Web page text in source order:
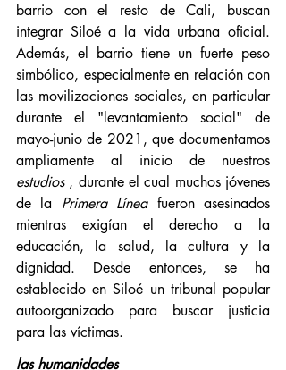
barrio con el resto de Cali, buscan
integrar Siloé a la vida urbana oficial.
Además, el barrio tiene un fuerte peso
simbólico, especialmente en relación con
las movilizaciones sociales, en particular
durante el "levantamiento social" de
mayo-junio de 2021, que documentamos
estudios , durante el cual muchos jóvenes
de la Primera Línea fueron asesinados
mientras exigían el derecho a la
educación, la salud, la cultura y la
dignidad. Desde entonces, se ha
establecido en Siloé un tribunal popular
autoorganizado para buscar justicia
para las víctimas.
las humanidades